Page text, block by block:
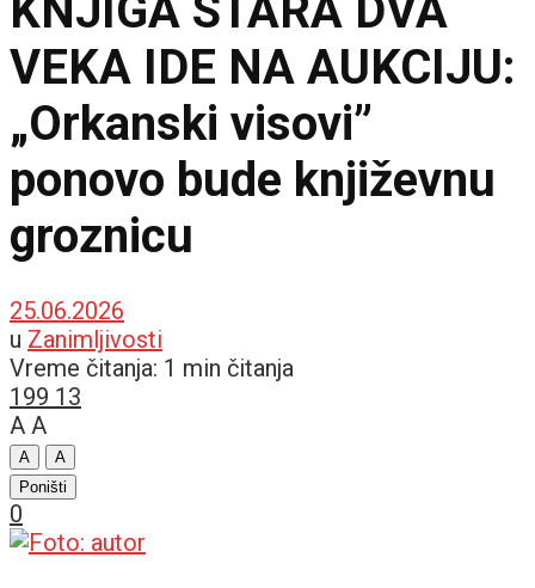
VEKA IDE NA AUKCIJU:
„Orkanski visovi”
ponovo bude književnu
groznicu
25.06.2026
u Zanimljivosti
Vreme čitanja: 1 min čitanja
199 13
A A
A
A
Poništi
0